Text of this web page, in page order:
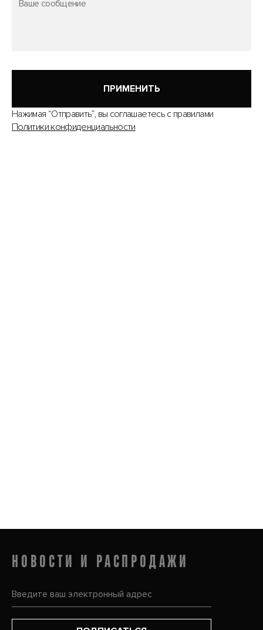
Нажимая “Отправить”, вы соглашаетесь с правилами
Политики конфиденциальности
ПРИМЕНИТЬ
НОВОСТИ И РАСПРОДАЖИ